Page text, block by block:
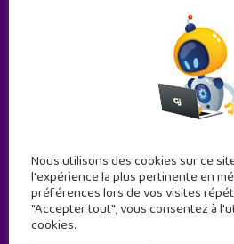
11 numéros par
JE M'ABONNE !
Nous utilisons des cookies sur ce
l'expérience la plus pertinente en
préférences lors de vos visites
"Accepter tout", vous consentez à
cookies.